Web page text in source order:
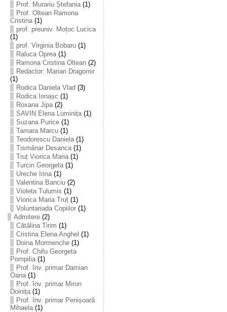
Prof. Murariu Ștefania(1)
Prof. Oltean Ramona
Cristina(1)
prof. preuniv. Moțoc Lucica
(1)
prof. Virginia Bobaru(1)
Raluca Oprea(1)
Ramona Cristina Oltean(2)
Redactor: Marian Dragomir
(1)
Rodica Daniela Vlad (3)
Rodica Ionașc (1)
Roxana Jipa(2)
SAVIN Elena Luminița(1)
Suzana Purice(1)
Tamara Marcu(1)
Teodorescu Daniela(1)
Tismănar Desanca(1)
Truț Viorica Maria(1)
Turcin Georgeta(1)
Ureche Irina(1)
Valentina Banciu(2)
Violeta Tulumis (1)
Viorica Maria Truț(1)
Voluntariada Copiilor(1)
Admitere(2)
Cătălina Tirim (1)
Cristina Elena Anghel (1)
Doina Mormenche(1)
Prof. Chifu Georgeta
Pompilia(1)
Prof. înv. primar Damian
Oana(1)
Prof. înv. primar Miron
Doinița(1)
Prof. înv. primar Penișoară
Mihaela(1)